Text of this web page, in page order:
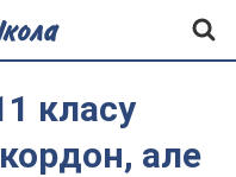
класу
але